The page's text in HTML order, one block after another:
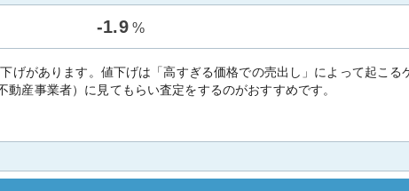
-1.9 %
げがあります。値下げは「高すぎる価格での売出し」によって起こる
産事業者）に見てもらい査定をするのがおすすめです。